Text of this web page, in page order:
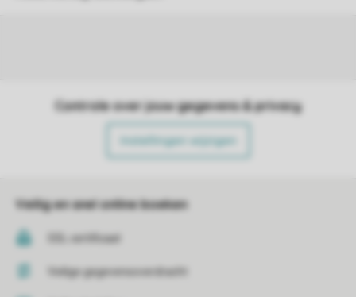
Controle over jouw gegevens & privacy
Instellingen wijzigen
Veilig en snel online boeken
SSL certificaat
Veilige gegevensoverdracht